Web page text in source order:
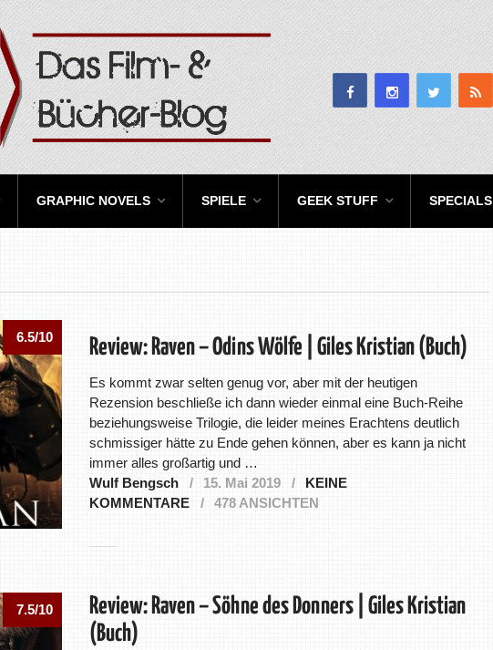
GRAPHIC NOVELS SPIELE GEEK STUFF SPECIALS
6.5/10 Review: Raven – Odins Wölfe | Giles Kristian (Buch)
Es kommt zwar selten genug vor, aber mit der heutigen
Rezension beschließe ich dann wieder einmal eine Buch-Reihe
beziehungsweise Trilogie, die leider meines Erachtens deutlich
schmissiger hätte zu Ende gehen können, aber es kann ja nicht
immer alles großartig und …
Wulf Bengsch
15. Mai 2019
KEINE
KOMMENTARE
478 ANSICHTEN
7.5/10
Review: Raven – Söhne des Donners | Giles Kristian
(Buch)